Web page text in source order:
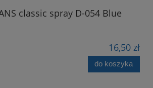
classic spray D-054 Blue
16,50 zł
do koszyka